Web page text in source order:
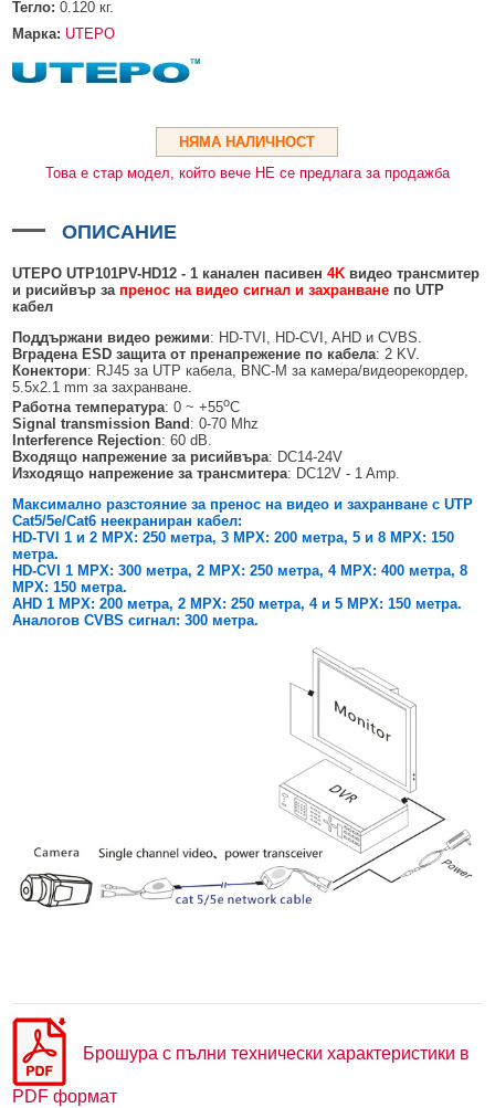
ГЪВКАВИ ГОФРИРАНИ ТРЪБИ
POE УДЪЛЖИТЕЛИ И POE СПЛИТЕРИ
МИКРОФОНИ И ГОВОРИТЕЛИ ЗА ВИДЕОНАБЛЮДЕНИЕ
УПРАВЛЕНИЯ ЗА ВЪРТЯЩИ КАМЕРИ
ОБЕКТИВИ ЗА ОХРАНИТЕЛНИ КАМЕРИ
ПВЦ КУТИИ
МЕТАЛНИ ТАБЛА
БЕЗЖИЧНИ МИШКИ И ЕЛЕКТРИЧЕСКИ РАЗКЛОНИТЕЛИ
МЕДИА КОНВЕРТОРИ И SFP МОДУЛИ
БЕЗЖИЧНИ АЛАРМЕНИ СИСТЕМИ AJAX
БЕЗЖИЧНИ АЛАРМЕНИ ПАНЕЛИ (ХЪБ) AJAX
БЕЗЖИЧНИ РАЗШИРИТЕЛИ НА ОБХВАТ AJAX
БЕЗЖИЧНИ ДЕТЕКТОРИ AJAX
БЕЗЖИЧНИ ДЕТЕКТОРИ ЗА ПОЖАР, ДИМ, ТОПЛИНА И ВЪГЛЕРОДЕН
ОКСИД
БЕЗЖИЧНИ КЛАВИАТУРИ AJAX
БЕЗЖИЧНИ ДИСТАНЦИОННИ УПРАВЛЕНИЯ И БУТОНИ
МОДУЛИ ЗА СГРАДНА АВТОМАТИЗАЦИЯ AJAX
БЕЗЖИЧНИ АЛАРМЕНИ СИСТЕМИ HIKVISION AX PRO
БЕЗЖИЧНИ ПАНЕЛИ HIKVISION AX PRO
БЕЗЖИЧНИ ДЕТЕКТОРИ ЗА HIKVISION AX PRO
БЕЗЖИЧНИ МОДУЛИ И АКСЕСОАРИ ЗА HIKVISION AX PRO
КОМПЛЕКТИ БЕЗЖИЧНИ АЛАРМЕНИ СИСТЕМИ AX PRO
КОМУНИКАЦИОННИ ШКАФОВЕ
ALFALINE, СТЕННИ/СТОЯЩИ, С ОТВАРЯЕМИ И ЗАКЛЮЧВАЩИ СЕ
СТРАНИЦИ
INTERLINE, СТОЯЩИ - НЕОТВАРЯЕМИ СТРАНИЦИ
BETALINE, СТОЯЩИ С ОТВАРЯЕМИ И ЗАКЛЮЧВАЩИ СЕ СТРАНИЦИ
АКСЕСОАРИ ЗА КОМУНИКАЦИОННИ ШКАФОВЕ
УПОТРЕБЯВАНА ТЕХНИКА
Тегло:0.120 кг.
Марка: UTEPO
НЯМА НАЛИЧНОСТ
Това е стар модел, който вече НЕ се предлага за продажба
ОПИСАНИЕ
UTEPO UTP101PV-HD12 - 1 канален пасивен4K видео трансмитер
и рисийвър запренос на видео сигнал и захранване по UTP
кабел
Поддържани видео режими: HD-TVI, HD-CVI, AHD и CVBS.
ВграденаESD защита от пренапрежение по кабела: 2 KV.
Конектори: RJ45 за UTP кабела, BNC-M за камера/видеорекордер,
5.5x2.1 mm за захранване.
Работна температура: 0 ~ +55оC
Signal transmission Band : 0-70 Mhz
Interference Rejection: 60 dB.
Входящо напрежение за рисийвъра: DC14-24V
Изходящо напрежение за трансмитера: DC12V - 1 Amp.
Максимално разстояние за пренос на видео и захранване с UTP
Cat5/5e/Cat6 неекраниран кабел:
HD-TVI 1 и 2 MPX: 250 метра, 3 MPX: 200 метра, 5 и 8 MPX: 150
метра.
HD-CVI 1 MPX: 300 метра, 2 MPX: 250 метра, 4 MPX: 400метра, 8
MPX: 150метра.
AHD 1 MPX: 200 метра, 2 MPX: 250 метра, 4 и 5 MPX: 150метра.
Аналогов CVBS сигнал: 300 метра.
Брошура с пълни технически характеристики в
PDF формат